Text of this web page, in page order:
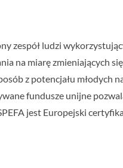
zespół ludzi
na miarę zmieniających
z potencjału
fundusze unijne
jest Europejski